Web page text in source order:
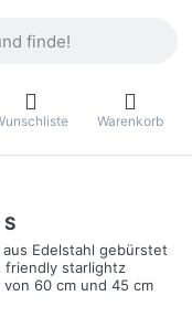
Warenkorb
Edelstahl gebürstet
friendly starlightz
60 cm und 45 cm